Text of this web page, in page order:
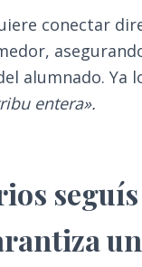
conectar
alumnado. Ya
entera».